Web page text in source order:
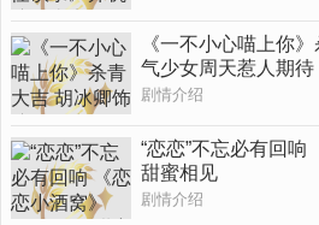
《一不小心喵上你
气少女周天惹人期待
剧情介绍
“恋恋”不忘必有回
甜蜜相见
剧情介绍